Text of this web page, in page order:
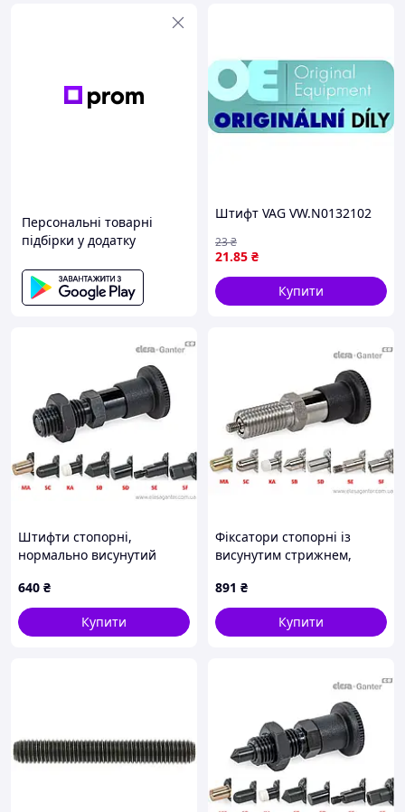
Персональні товарні
підбірки у додатку
Штифт VAG VW.N0132102
21.85 ₴
23₴
Купити
Штифти стопорні,
нормально висунутий
наконечники GN 81700-8-
12-CK-MA-ST
640 ₴
Купити
Фіксатори стопорні із
висунутим стрижнем,
GN 81700-8-12-C-SB-NI
891 ₴
Купити